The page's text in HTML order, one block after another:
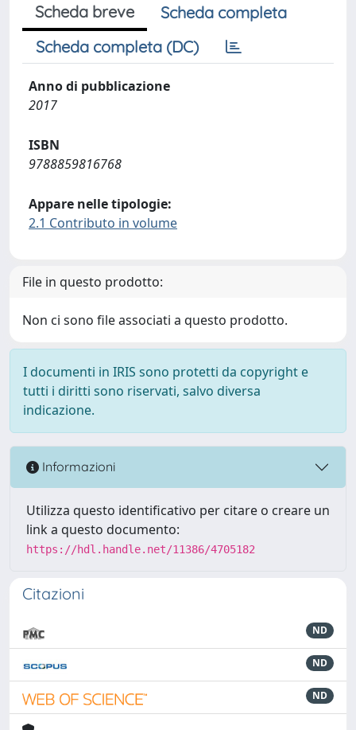
Scheda breve
Scheda completa
Scheda completa (DC)
Anno di pubblicazione
2017
ISBN
9788859816768
Appare nelle tipologie:
2.1 Contributo in volume
File in questo prodotto:
Non ci sono file associati a questo prodotto.
I documenti in IRIS sono protetti da copyright e
tutti i diritti sono riservati, salvo diversa
indicazione.
Informazioni
Utilizza questo identificativo per citare o creare un
link a questo documento:
https://hdl.handle.net/11386/4705182
Citazioni
ND
ND
ND